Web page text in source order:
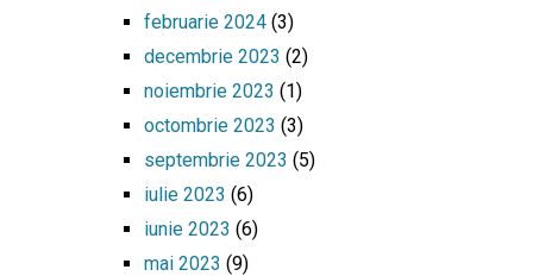
februarie 2024(3)
decembrie 2023 (2)
noiembrie 2023 (1)
octombrie 2023 (3)
septembrie 2023 (5)
iulie 2023 (6)
iunie 2023 (6)
mai 2023 (9)